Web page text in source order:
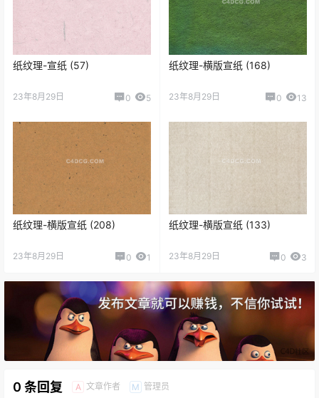
纸纹理-宣纸 (57)
23年8月29日 0 5
纸纹理-横版宣纸 (168)
23年8月29日 0 13
纸纹理-横版宣纸 (208)
23年8月29日 0 1
纸纹理-横版宣纸 (133)
23年8月29日 0 3
0 条回复 A 文章作者 M 管理员